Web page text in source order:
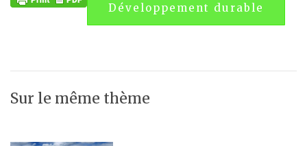
Développement durable
Sur le même thème